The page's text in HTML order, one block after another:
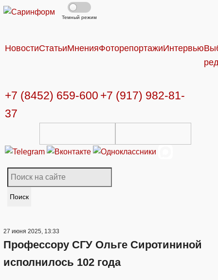
Темный режим
НовостиСтатьиМненияФоторепортажиИнтервью
+7 (8452) 659-600 +7 (917) 982-81-
37
Поиск
27 июня 2025, 13:33
Профессору СГУ Ольге Сиротининой
исполнилось 102 года